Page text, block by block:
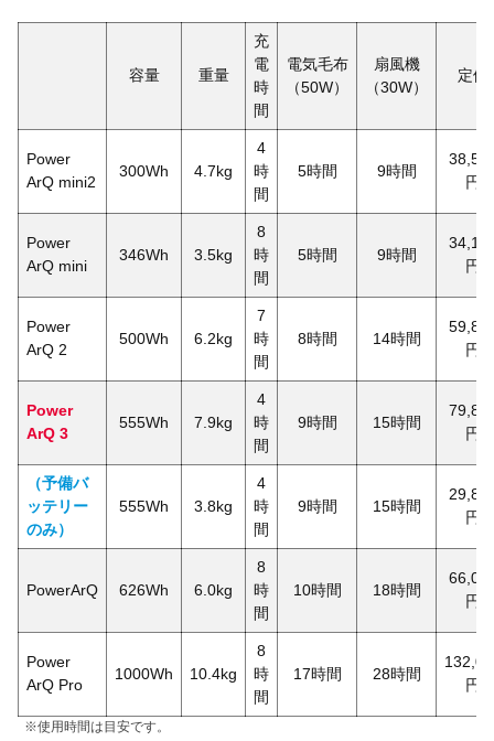
容量 重量
充
電
時
間
電気毛布
（50W）
扇風機
（30W）
定価
Power
ArQ mini2
300Wh 4.7kg
4
時
間
5時間 9時間
円
Power
ArQ mini
346Wh 3.5kg
8
時
間
5時間 9時間
円
Power
ArQ 2
500Wh 6.2kg
7
時
間
8時間 14時間
円
Power
ArQ 3
555Wh 7.9kg
4
時
間
9時間 15時間
円
（予備バ
ッテリー
のみ）
555Wh 3.8kg
4
時
間
9時間 15時間
円
PowerArQ 626Wh 6.0kg
8
時
間
10時間 18時間
円
Power
ArQ Pro
1000Wh 10.4kg
8
時
間
17時間 28時間
円
※使用時間は目安です。